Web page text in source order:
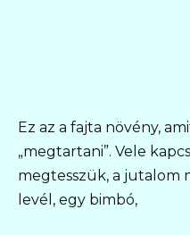
Ez az a fajta növény,
„megtartani”. Vele
megtesszük, a jutalom
levél, egy bimbó,